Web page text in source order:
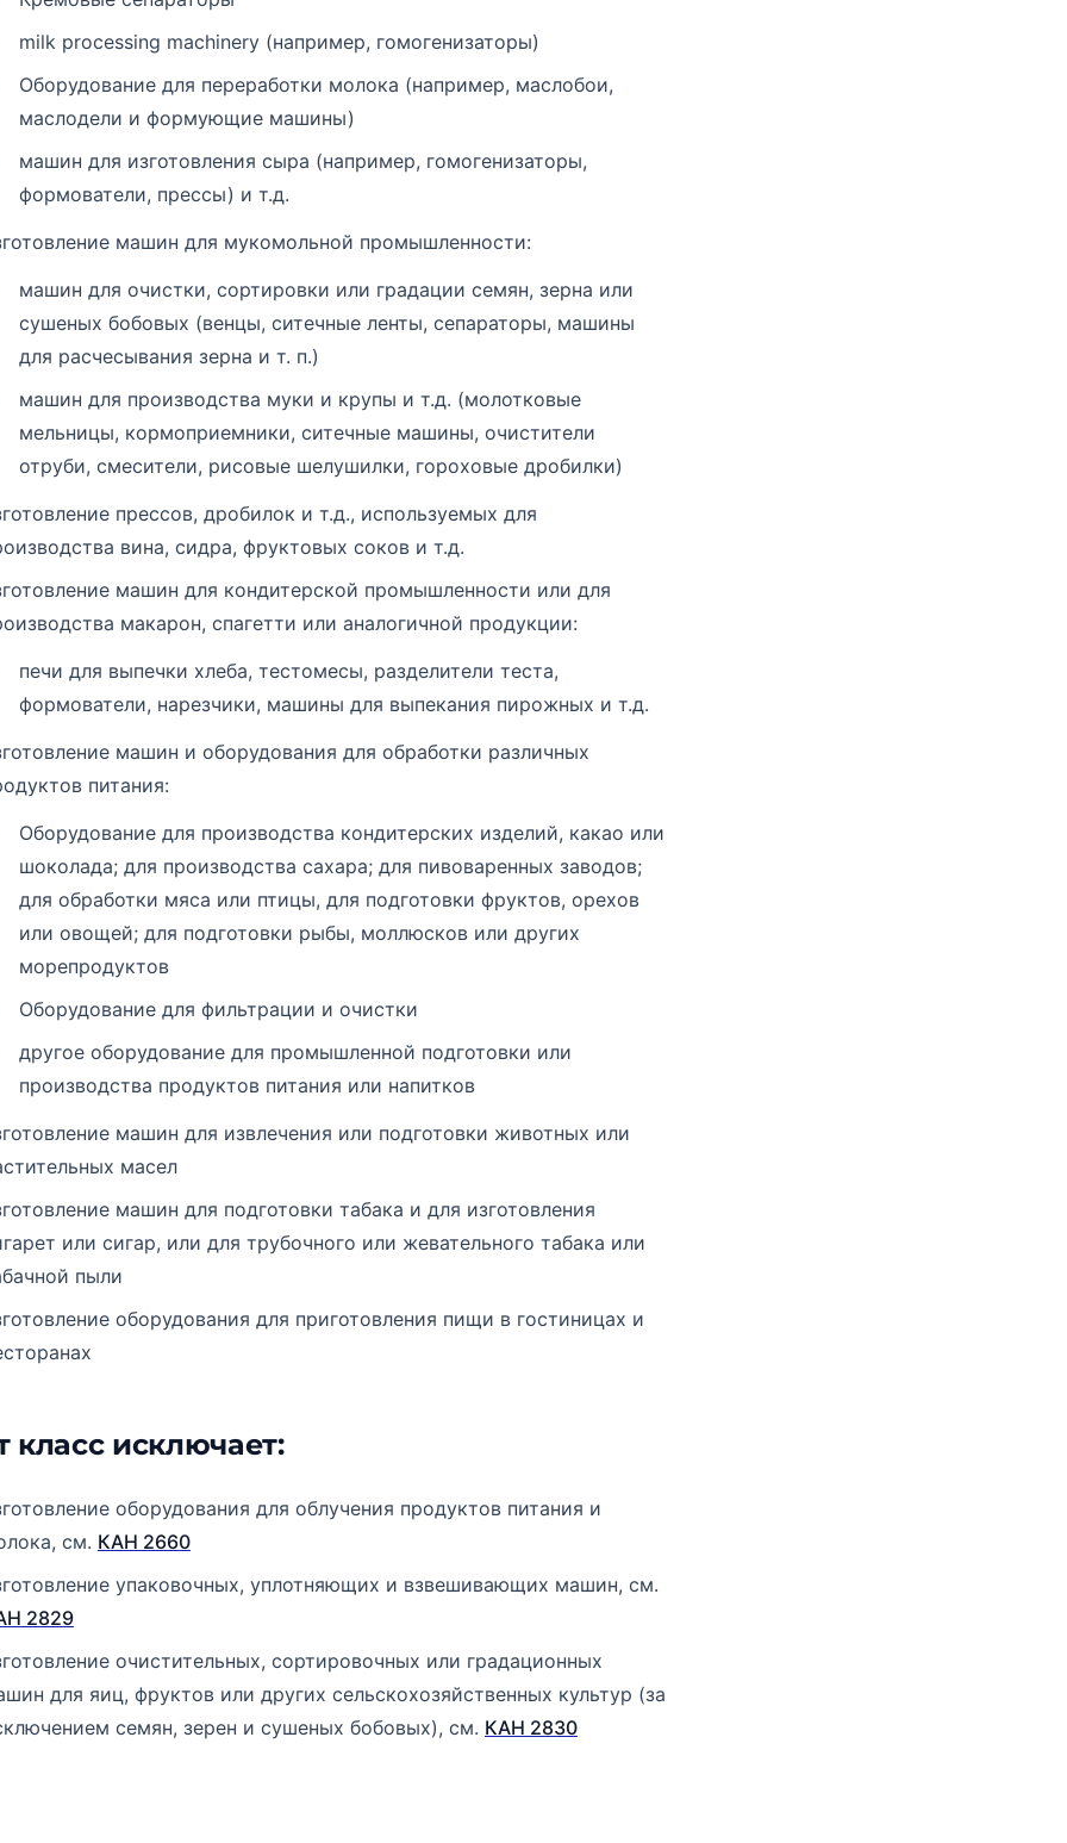
milk processing machinery (например, гомогенизаторы)
Оборудование для переработки молока (например, маслобои,
маслодели и формующие машины)
машин для изготовления сыра (например, гомогенизаторы,
формователи, прессы) и т.д.
машин для мукомольной промышленности:
машин для очистки, сортировки или градации семян, зерна или
сушеных бобовых (венцы, ситечные ленты, сепараторы, машины
для расчесывания зерна и т. п.)
машин для производства муки и крупы и т.д. (молотковые
мельницы, кормоприемники, ситечные машины, очистители
отруби, смесители, рисовые шелушилки, гороховые дробилки)
прессов, дробилок и т.д., используемых для
вина, сидра, фруктовых соков и т.д.
машин для кондитерской промышленности или для
макарон, спагетти или аналогичной продукции:
печи для выпечки хлеба, тестомесы, разделители теста,
формователи, нарезчики, машины для выпекания пирожных и т.д.
машин и оборудования для обработки различных
питания:
Оборудование для производства кондитерских изделий, какао или
шоколада; для производства сахара; для пивоваренных заводов;
для обработки мяса или птицы, для подготовки фруктов, орехов
или овощей; для подготовки рыбы, моллюсков или других
морепродуктов
Оборудование для фильтрации и очистки
другое оборудование для промышленной подготовки или
производства продуктов питания или напитков
машин для извлечения или подготовки животных или
масел
машин для подготовки табака и для изготовления
или сигар, или для трубочного или жевательного табака или
пыли
оборудования для приготовления пищи в гостиницах и
класс исключает:
оборудования для облучения продуктов питания и
см. КАН 2660
упаковочных, уплотняющих и взвешивающих машин, см.
2829
очистительных, сортировочных или градационных
для яиц, фруктов или других сельскохозяйственных культур (за
семян, зерен и сушеных бобовых), см. КАН 2830